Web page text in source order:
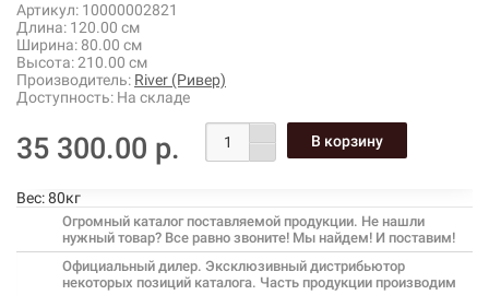
Артикул: 10000002821
Длина: 120.00 см
Ширина: 80.00 см
Высота:210.00 см
Производитель: River (Ривер)
Доступность: На складе
35 300.00 р.
Вес:80кг
Огромный каталог поставляемой продукции. Не нашли
нужный товар? Все равно звоните! Мы найдем! И поставим!
Официальный дилер. Эксклюзивный дистрибьютор
некоторых позиций каталога. Часть продукции производим